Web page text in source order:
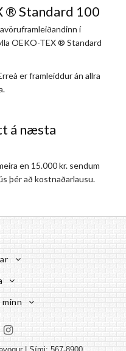
® Standard 100
í
OEKO-TEX ® Standard
er framleiddur án allra
á næsta
en 15.000 kr. sendum
þér að kostnaðarlausu.